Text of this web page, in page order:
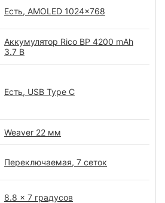
Есть, AMOLED 1024x768
Аккумулятор Rico BP 4200 mAh
3.7 B
Есть, USB Type C
Weaver 22 мм
Переключаемая, 7 сеток
8.8 x 7 градусов